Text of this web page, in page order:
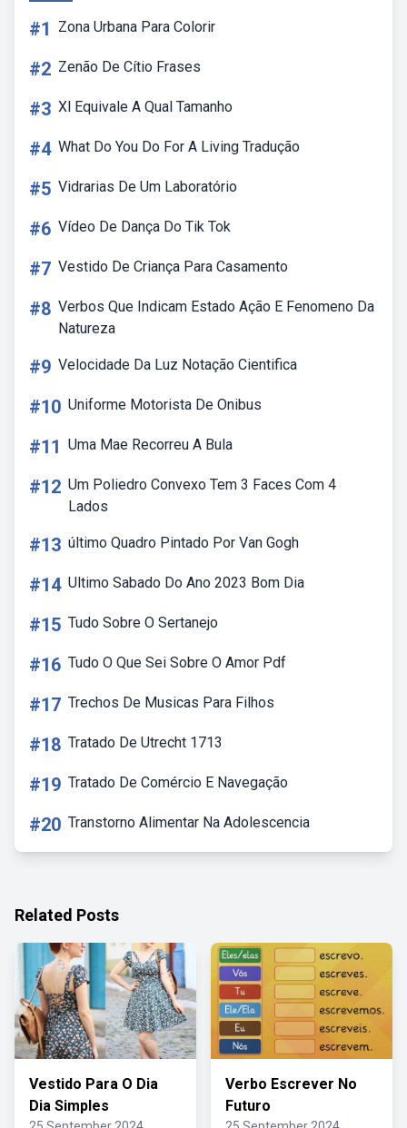
#1 Zona Urbana Para Colorir
#2 Zenão De Cítio Frases
#3 Xl Equivale A Qual Tamanho
#4 What Do You Do For A Living Tradução
#5 Vidrarias De Um Laboratório
#6 Vídeo De Dança Do Tik Tok
#7 Vestido De Criança Para Casamento
#8 Verbos Que Indicam Estado Ação E Fenomeno Da
Natureza
#9 Velocidade Da Luz Notação Cientifica
#10 Uniforme Motorista De Onibus
#11 Uma Mae Recorreu A Bula
#12 Um Poliedro Convexo Tem 3 Faces Com 4
Lados
#13 último Quadro Pintado Por Van Gogh
#14 Ultimo Sabado Do Ano 2023 Bom Dia
#15 Tudo Sobre O Sertanejo
#16 Tudo O Que Sei Sobre O Amor Pdf
#17 Trechos De Musicas Para Filhos
#18 Tratado De Utrecht 1713
#19 Tratado De Comércio E Navegação
#20 Transtorno Alimentar Na Adolescencia
Related Posts
Vestido Para O Dia
Dia Simples
Verbo Escrever No
Futuro